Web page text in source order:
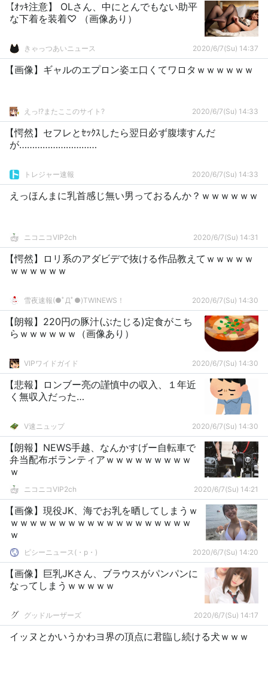
【ｵｯｷ注意】 OLさん、中にとんでもない助平
な下着を装着♡ （画像あり）
きゃっつあいニュース 2020/6/7(Su) 14:37
【画像】ギャルのエプロン姿エ口くてワロタｗｗｗｗｗｗ
えっ!?またここのサイト? 2020/6/7(Su) 14:33
【愕然】セフレとｾｯｸｽしたら翌日必ず腹壊すんだ
が…………………………
トレジャー速報 2020/6/7(Su) 14:33
えっほんまに乳首感じ無い男っておるんか？ｗｗｗｗｗｗ
ニコニコVIP2ch 2020/6/7(Su) 14:31
【愕然】ロリ系のアダビデで抜ける作品教えてｗｗｗｗｗ
ｗｗｗｗｗｗ
雪夜速報(●ﾟДﾟ●)TWINEWS！ 2020/6/7(Su) 14:30
【朗報】220円の豚汁(ぶたじる)定食がこち
らｗｗｗｗｗｗ（画像あり）
VIPワイドガイド 2020/6/7(Su) 14:30
【悲報】ロンブー亮の謹慎中の収入、１年近
く無収入だった…
V速ニュップ 2020/6/7(Su) 14:30
【朗報】NEWS手越、なんかすげー自転車で
弁当配布ボランティアｗｗｗｗｗｗｗｗｗ
ｗ
ニコニコVIP2ch 2020/6/7(Su) 14:21
【画像】現役JK、海でお乳を晒してしまうｗ
ｗｗｗｗｗｗｗｗｗｗｗｗｗｗｗｗｗｗｗ
ｗ
ピシーニュース(・p・)ゞ 2020/6/7(Su) 14:20
【画像】巨乳JKさん、ブラウスがパンパンに
なってしまうｗｗｗｗｗ
グッドルーザーズ 2020/6/7(Su) 14:17
イッヌとかいうかわヨ界の頂点に君臨し続ける犬ｗｗｗ